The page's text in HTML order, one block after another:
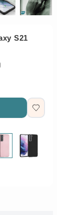
S21